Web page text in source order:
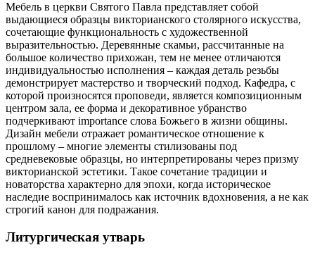
Мебель в церкви Святого Павла представляет собой
выдающиеся образцы викторианского столярного искусства,
сочетающие функциональность с художественной
выразительностью. Деревянные скамьи, рассчитанные на
большое количество прихожан, тем не менее отличаются
индивидуальностью исполнения – каждая деталь резьбы
демонстрирует мастерство и творческий подход. Кафедра, с
которой произносятся проповеди, является композиционным
центром зала, ее форма и декоративное убранство
подчеркивают importance слова Божьего в жизни общины.
Дизайн мебели отражает романтическое отношение к
прошлому – многие элементы стилизованы под
средневековые образцы, но интерпретированы через призму
викторианской эстетики. Такое сочетание традиции и
новаторства характерно для эпохи, когда историческое
наследие воспринималось как источник вдохновения, а не как
строгий канон для подражания.
Литургическая утварь